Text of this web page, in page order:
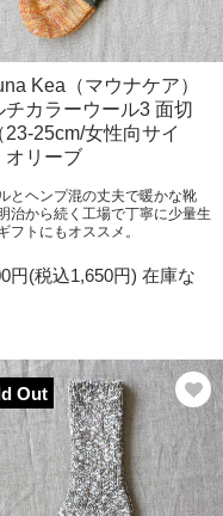
Kea（マウナケア）
チカラーウール3 面切
23-25cm/女性向サイ
オリーブ
とヘンプ混の丈夫で暖かな靴
治から続く工場で丁寧に少量生
フトにもオススメ。
円(税込1,650円) 在庫な
Out